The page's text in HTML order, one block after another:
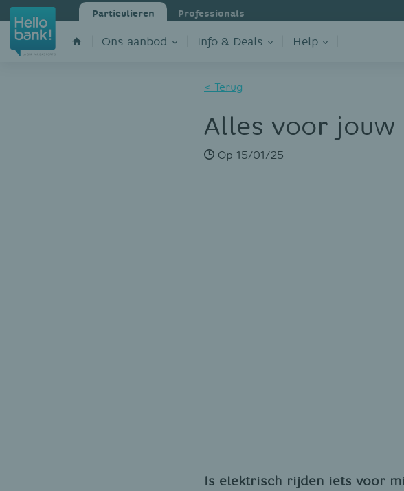
Particulieren Professionals
Ons aanbod Info & Deals Help
< Terug
Alles voor
Op 15/01/25
Is elektrisch rijden iets voor